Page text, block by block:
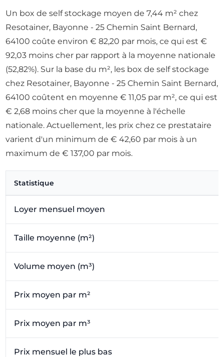
Un box de self stockage moyen de 7,44 m² chez
Resotainer, Bayonne - 25 Chemin Saint Bernard,
64100 coûte environ € 82,20 par mois, ce qui est €
92,03 moins cher par rapport à la moyenne nationale
(52,82%). Sur la base du m², les box de self stockage
chez Resotainer, Bayonne - 25 Chemin Saint Bernard,
64100 coûtent en moyenne € 11,05 par m², ce qui est
€ 2,68 moins cher que la moyenne à l'échelle
nationale. Actuellement, les prix chez ce prestataire
varient d'un minimum de € 42,60 par mois à un
maximum de € 137,00 par mois.
Statistique
Loyer mensuel moyen
Taille moyenne (m²)
Volume moyen (m³)
Prix moyen par m²
Prix moyen par m³
Prix mensuel le plus bas